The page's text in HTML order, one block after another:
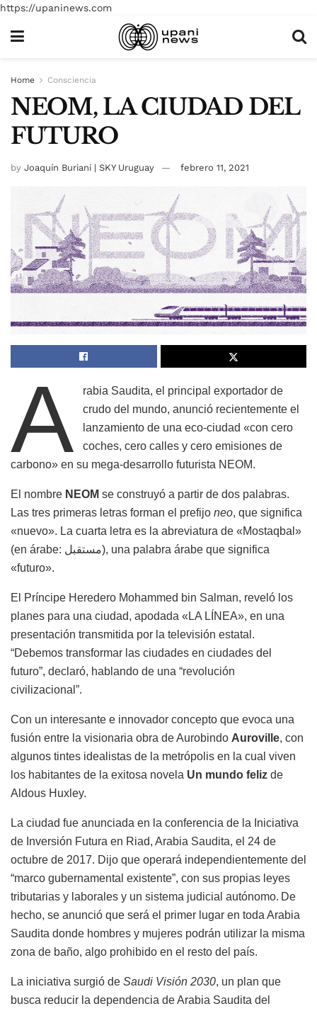
https://upaninews.com
Home Consciencia
NEOM, LA CIUDAD DEL
FUTURO
by Joaquín Buriani | SKY Uruguay febrero 11, 2021
A
rabia Saudita, el principal exportador de
crudo del mundo, anunció recientemente el
lanzamiento de una eco-ciudad «con cero
coches, cero calles y cero emisiones de
carbono» en su mega-desarrollo futurista NEOM.
El nombre NEOM se construyó a partir de dos palabras.
Las tres primeras letras forman el prefijo neo, que significa
«nuevo». La cuarta letra es la abreviatura de «Mostaqbal»
(en árabe: مستقبل), una palabra árabe que significa
«futuro».
El Príncipe Heredero Mohammed bin Salman, reveló los
planes para una ciudad, apodada «LA LÍNEA», en una
presentación transmitida por la televisión estatal.
“Debemos transformar las ciudades en ciudades del
futuro”, declaró, hablando de una “revolución
civilizacional”.
Con un interesante e innovador concepto que evoca una
fusión entre la visionaria obra de Aurobindo Auroville, con
algunos tintes idealistas de la metrópolis en la cual viven
los habitantes de la exitosa novela Un mundo feliz de
Aldous Huxley.
La ciudad fue anunciada en la conferencia de la Iniciativa
de Inversión Futura en Riad, Arabia Saudita, el 24 de
octubre de 2017. Dijo que operará independientemente del
“marco gubernamental existente”, con sus propias leyes
tributarias y laborales y un sistema judicial autónomo. De
hecho, se anunció que será el primer lugar en toda Arabia
Saudita donde hombres y mujeres podrán utilizar la misma
zona de baño, algo prohibido en el resto del país.
La iniciativa surgió de Saudi Visión 2030, un plan que
busca reducir la dependencia de Arabia Saudita del